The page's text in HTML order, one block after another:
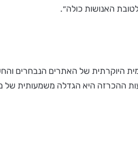
האנושות כולה״.
היוקרתית של האתרים הנבחרים
ההכרזה היא הגדלה משמעותית